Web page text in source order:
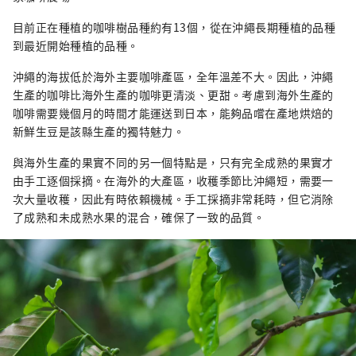
目前正在種植的咖啡樹品種約有13個，從在沖繩長期種植的品種
到最近開始種植的品種。
沖繩的海拔低於海外主要咖啡產區，全年溫差不大。因此，沖繩
生產的咖啡比海外生產的咖啡更清淡、更甜。考慮到海外生產的
咖啡需要幾個月的時間才能運送到日本，能夠品嚐在產地烘焙的
新鮮生豆是該縣生產的獨特魅力。
與海外生產的果實不同的另一個特點是，只有完全成熟的果實才
由手工逐個採摘。在海外的大產區，收穫季節比沖繩短，需要一
次大量收穫，因此有時依賴機械。手工採摘非常耗時，但它消除
了成熟和未成熟水果的混合，確保了一致的品質。